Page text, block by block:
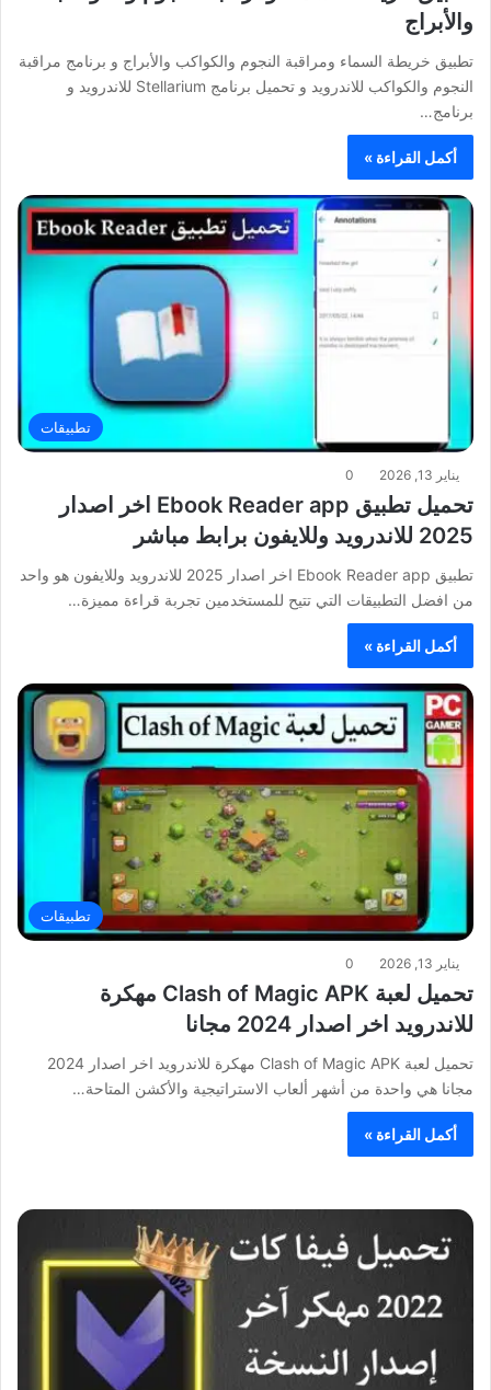
والأبراج
تطبيق خريطة السماء ومراقبة النجوم والكواكب والأبراج و برنامج مراقبة
النجوم والكواكب للاندرويد و تحميل برنامج Stellarium للاندرويد و
برنامج…
أكمل القراءة »
تطبيقات
يناير 13, 2026 0
تحميل تطبيق Ebook Reader app اخر اصدار
2025 للاندرويد وللايفون برابط مباشر
تطبيق Ebook Reader app اخر اصدار 2025 للاندرويد وللايفون هو واحد
من افضل التطبيقات التي تتيح للمستخدمين تجربة قراءة مميزة…
أكمل القراءة »
تطبيقات
يناير 13, 2026 0
تحميل لعبة Clash of Magic APK مهكرة
للاندرويد اخر اصدار 2024 مجانا
تحميل لعبة Clash of Magic APK مهكرة للاندرويد اخر اصدار 2024
مجانا هي واحدة من أشهر ألعاب الاستراتيجية والأكشن المتاحة…
أكمل القراءة »